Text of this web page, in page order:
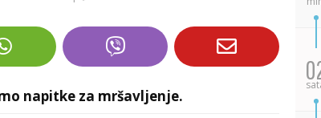
napitke za mršavljenje.